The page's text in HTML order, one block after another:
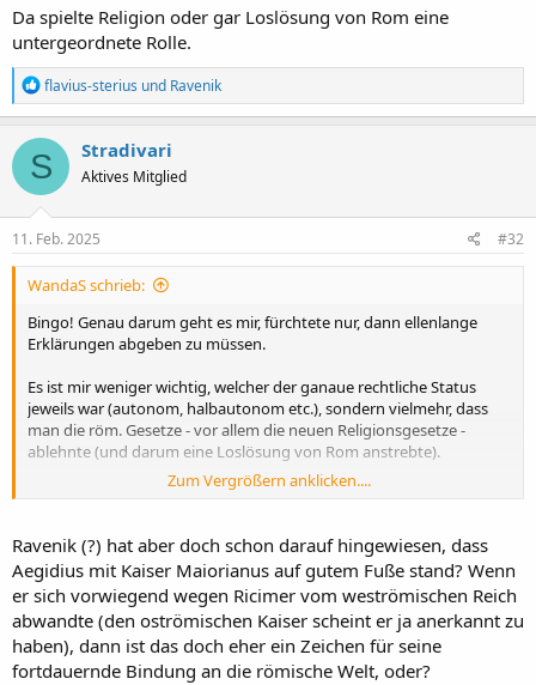
Da spielte Religion oder gar Loslösung von Rom eine
untergeordnete Rolle.
R
e
a
k
t
i
o
n
e
flavius-sterius und Ravenik
S Stradivari
Aktives Mitglied
11. Feb. 2025 #32
WandaS schrieb:
Bingo! Genau darum geht es mir, fürchtete nur, dann ellenlange
Erklärungen abgeben zu müssen.
Es ist mir weniger wichtig, welcher der ganaue rechtliche Status
jeweils war (autonom, halbautonom etc.), sondern vielmehr, dass
man die röm. Gesetze - vor allem die neuen Religionsgesetze -
ablehnte (und darum eine Loslösung von Rom anstrebte).
Das war vielleicht auch der Grund, warum die Bagauden jetzt einige
Unterschicht, die revoltierte, sie hatten die Unterstützung auch von
höheren Gesellschaftsschichten (hier z.B.:
https://www.jstor.org/stable/650121)
Und zu diesen zähle ich eben auch Aegidius, vielleicht nicht direkt zu
den Bagauden, aber er hat sich von Rom losgesagt, als Libius
Severus, ein frommer Christ, Kaiser wurde.
Zum Vergrößern anklicken....
Ravenik (?) hat aber doch schon darauf hingewiesen, dass
Aegidius mit Kaiser Maiorianus auf gutem Fuße stand? Wenn
er sich vorwiegend wegen Ricimer vom weströmischen Reich
abwandte (den oströmischen Kaiser scheint er ja anerkannt zu
haben), dann ist das doch eher ein Zeichen für seine
fortdauernde Bindung an die römische Welt, oder?